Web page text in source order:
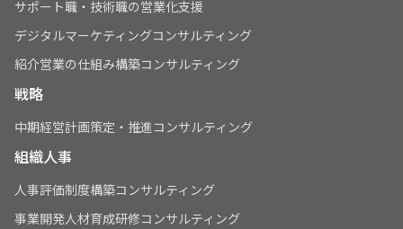
サポート職・技術職の営業化支援
デジタルマーケティングコンサルティング
紹介営業の仕組み構築コンサルティング
戦略
中期経営計画策定・推進コンサルティング
組織人事
人事評価制度構築コンサルティング
事業開発人材育成研修コンサルティング